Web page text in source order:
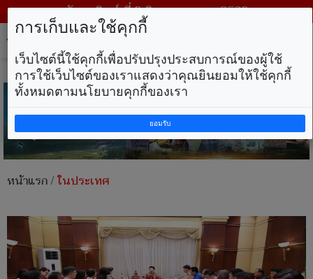
วันอาทิตย์ ที่ 9 สิงหาคม พ.ศ. 2569
หน้าแรก/ในประเทศ
การเก็บและใช้คุกกี้
เว็บไซต์นี้ใช้คุกกี้เพื่อปรับปรุงประสบการณ์ของผู้ใช้
การใช้เว็บไซต์ของเราแสดงว่าคุณยินยอมให้ใช้คุกกี้
ทั้งหมดตามนโยบายคุกกี้ของเรา
ยอมรับ